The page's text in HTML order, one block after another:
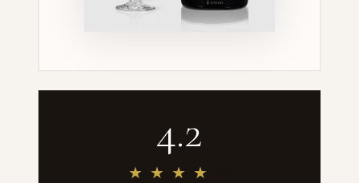
4.2
★ ★ ★ ★